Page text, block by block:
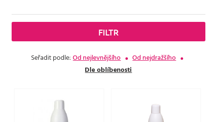
FILTR
Seřadit podle:Od nejlevnějšího
Od nejdražšího
Dle oblíbenosti